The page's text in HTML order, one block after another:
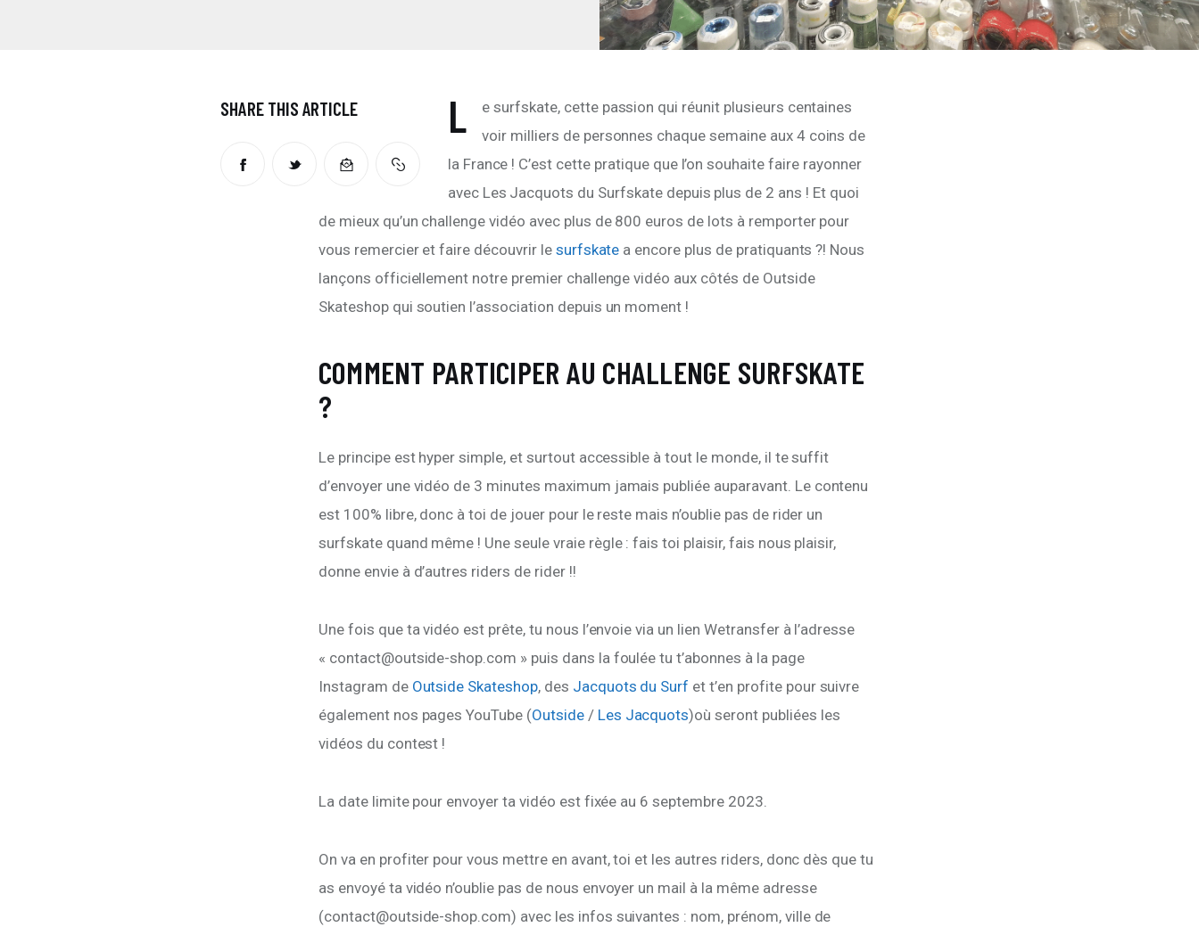
SHARE THIS ARTICLE L
e surfskate, cette passion qui réunit plusieurs centaines
voir milliers de personnes chaque semaine aux 4 coins de
la France ! C’est cette pratique que l’on souhaite faire rayonner
avec Les Jacquots du Surfskate depuis plus de 2 ans ! Et quoi
de mieux qu’un challenge vidéo avec plus de 800 euros de lots à remporter pour
vous remercier et faire découvrir le surfskate a encore plus de pratiquants ?! Nous
lançons officiellement notre premier challenge vidéo aux côtés de Outside
Skateshop qui soutien l’association depuis un moment !
COMMENT PARTICIPER AU CHALLENGE SURFSKATE
?
Le principe est hyper simple, et surtout accessible à tout le monde, il te suffit
d’envoyer une vidéo de 3 minutes maximum jamais publiée auparavant. Le contenu
est 100% libre, donc à toi de jouer pour le reste mais n’oublie pas de rider un
surfskate quand même ! Une seule vraie règle : fais toi plaisir, fais nous plaisir,
donne envie à d’autres riders de rider !!
Une fois que ta vidéo est prête, tu nous l’envoie via un lien Wetransfer à l’adresse
« contact@outside-shop.com » puis dans la foulée tu t’abonnes à la page
Instagram de Outside Skateshop, des Jacquots du Surf et t’en profite pour suivre
également nos pages YouTube (Outside / Les Jacquots)où seront publiées les
vidéos du contest !
La date limite pour envoyer ta vidéo est fixée au 6 septembre 2023.
On va en profiter pour vous mettre en avant, toi et les autres riders, donc dès que tu
as envoyé ta vidéo n’oublie pas de nous envoyer un mail à la même adresse
(contact@outside-shop.com) avec les infos suivantes : nom, prénom, ville de